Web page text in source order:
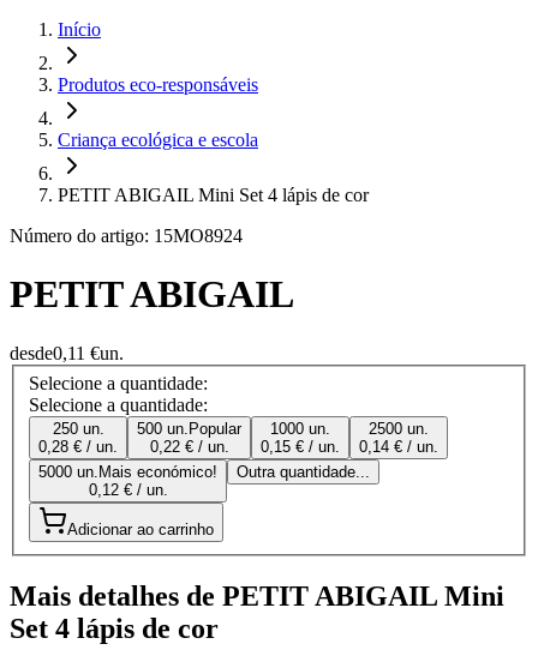
Início
Produtos eco-responsáveis
Criança ecológica e escola
PETIT ABIGAIL Mini Set 4 lápis de cor
Número do artigo: 15MO8924
PETIT ABIGAIL
desde0,11 €un.
Selecione a quantidade:
Selecione a quantidade:
250 un.
0,28 € / un.
500 un. Popular
0,22 € / un.
1000 un.
0,15 € / un.
2500 un.
0,14 € / un.
5000 un. Mais económico!
0,12 € / un.
Outra quantidade...
Adicionar ao carrinho
Mais detalhes de PETIT ABIGAIL Mini
Set 4 lápis de cor